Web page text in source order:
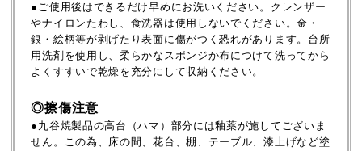
●ご使用後はできるだけ早めにお洗いください。クレンザー
やナイロンたわし、食洗器は使用しないでください。金・
銀・絵柄等が剥げたり表面に傷がつく恐れがあります。台所
用洗剤を使用し、柔らかなスポンジか布につけて洗ってから
よくすすいで乾燥を充分にして収納ください。
◎擦傷注意
●九谷焼製品の高台（ハマ）部分には釉薬が施してございま
せん。この為、床の間、花台、棚、テーブル、漆上げなど塗